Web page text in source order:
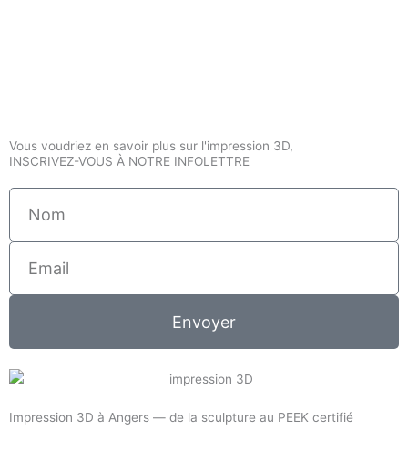
Vous voudriez en savoir plus sur l'impression 3D,
INSCRIVEZ-VOUS À NOTRE INFOLETTRE
Envoyer
Impression 3D à Angers — de la sculpture au PEEK certifié